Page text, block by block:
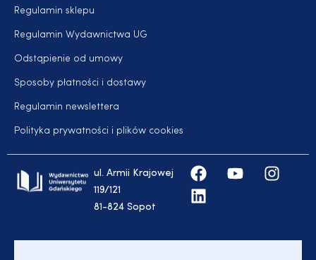
Regulamin sklepu
Regulamin Wydawnictwa UG
Odstąpienie od umowy
Sposoby płatności i dostawy
Regulamin newslettera
Polityka prywatności i plików cookies
ul. Armii Krajowej
119/121
81-824 Sopot